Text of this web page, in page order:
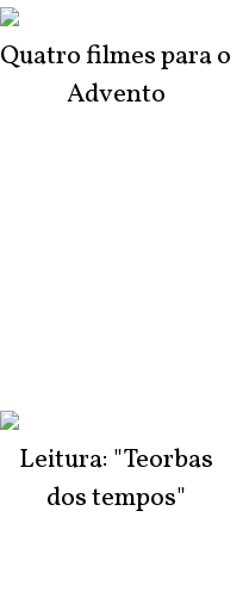
Quatro filmes para o
Advento
Leitura: "Teorbas
dos tempos"